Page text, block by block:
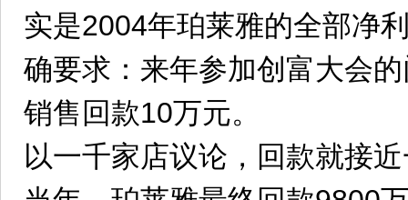
实是2004年珀莱雅的全部净
确要求：来年参加创富大会
销售回款10万元。
以一千家店议论，回款就接